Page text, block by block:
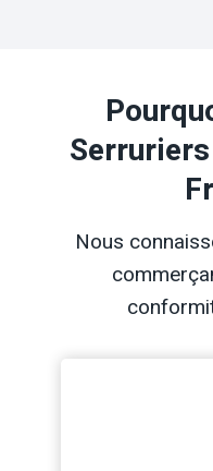
Nous